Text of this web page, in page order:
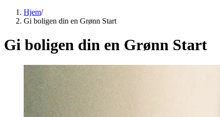
Hjem/
Gi boligen din en Grønn Start
Gi boligen din en Grønn Start